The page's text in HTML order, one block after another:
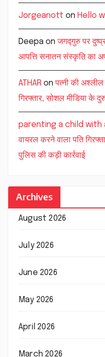
Jorgeanott on Hello
Deepa onजगद्गुरु पर
आपत्ति सनातन संस्कृति का
ATHAR onपत्नी की अश्लील
गिरफ्तार, सोशल मीडिया के
parenting a child with
वायरल करने वाला पति
पुलिस की कड़ी कार्रवाई
Archives
August 2026
July 2026
June 2026
May 2026
April 2026
March 2026